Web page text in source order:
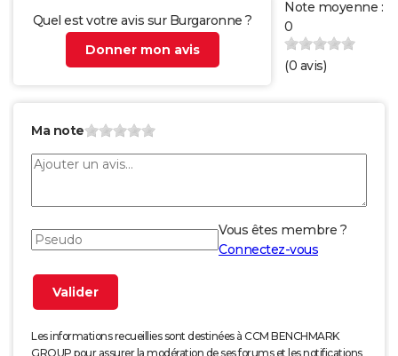
Quel est votre avis sur Burgaronne ?
Donner mon avis
Note moyenne :
0
(0 avis)
Ma note
Vous êtes membre ?
Connectez-vous
Les informations recueillies sont destinées à CCM BENCHMARK
GROUP pour assurer la modération de ses forums et les notifications